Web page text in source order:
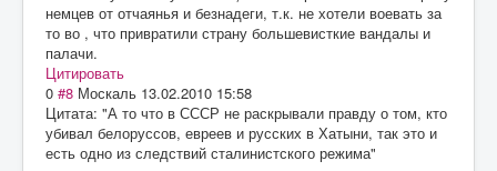
немцев от отчаянья и безнадеги, т.к. не хотели воевать за
то во , что привратили страну большевисткие вандалы и
палачи.
Цитировать
0 #8 Москаль 13.02.2010 15:58
Цитата: "А то что в СССР не раскрывали правду о том, кто
убивал белоруссов, евреев и русских в Хатыни, так это и
есть одно из следствий сталинистского режима"